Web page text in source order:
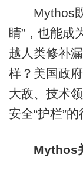
Mythos既
睛”，也能成
越人类修补
样？美国政
大敌、技术
安全“护栏”的
Mythos